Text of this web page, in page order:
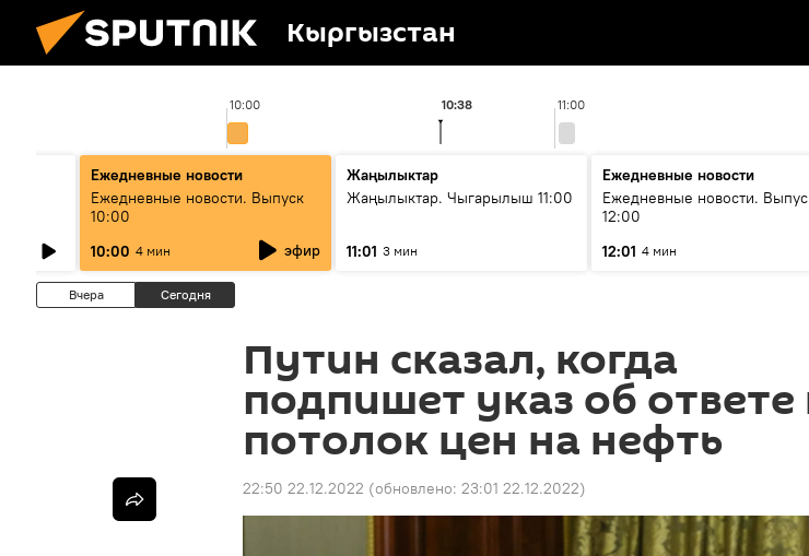
Кыргызстан
10:00 11:00
10:38
Ежедневные новости
Ежедневные новости. Выпуск
10:00
10:00 4 мин эфир
Жаңылыктар
Жаңылыктар. Чыгарылыш 11:00
11:01 3 мин
Ежедневные новости
Ежедневные новости.
12:00
12:01 4 мин
Вчера Сегодня
Путин сказал, когда
подпишет указ об ответе
потолок цен на нефть
22:50 22.12.2022 (обновлено: 23:01 22.12.2022)